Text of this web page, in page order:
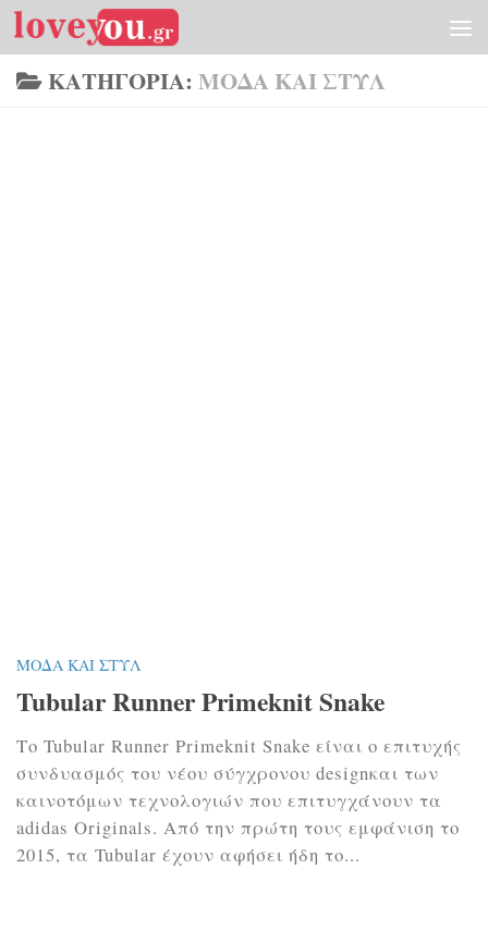
Skip to content
ΚΑΤΗΓΟΡΊΑ: ΜΌΔΑ ΚΑΙ ΣΤΥΛ
ΜΌΔΑ ΚΑΙ ΣΤΥΛ
Tubular Runner Primeknit Snake
Το Tubular Runner Primeknit Snake είναι ο επιτυχής
συνδυασμός του νέου σύγχρονου designκαι των
καινοτόμων τεχνολογιών που επιτυγχάνουν τα
adidas Originals. Από την πρώτη τους εμφάνιση το
2015, τα Tubular έχουν αφήσει ήδη το...